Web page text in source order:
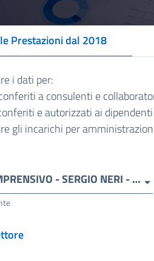
Prestazioni dal 2018
i dati per:
a consulenti e
e autorizzati ai
gli incarichi per
ISTITUTO COMPRENSIVO - SERGIO NERI - CONCORDIA S/S